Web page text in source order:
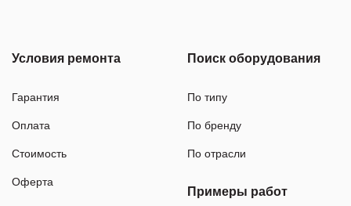
Условия ремонта
Гарантия
Оплата
Стоимость
Оферта
Поиск оборудования
По типу
По бренду
По отрасли
Примеры работ